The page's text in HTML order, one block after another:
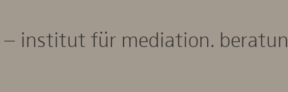
institut für mediation.